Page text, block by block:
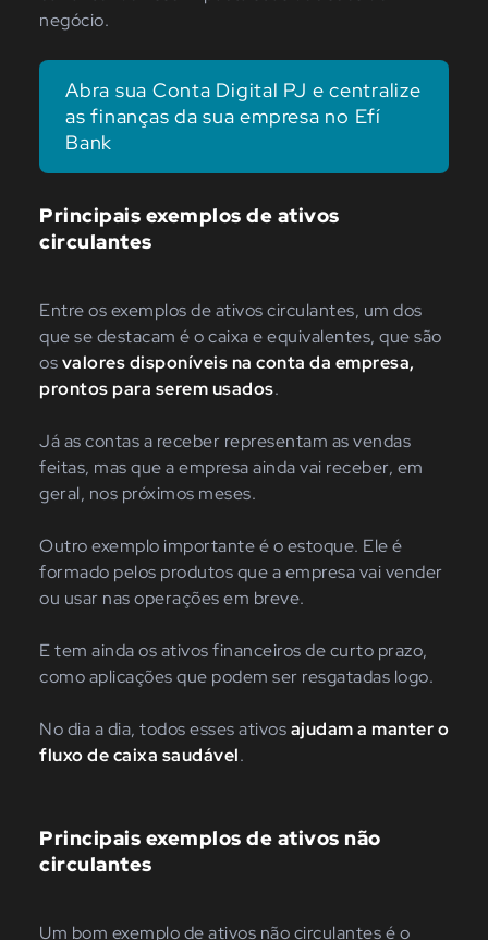
negócio.
Abra sua Conta Digital PJ e centralize
as finanças da sua empresa no Efí
Bank
Principais exemplos de ativos
circulantes
Entre os exemplos de ativos circulantes, um dos
que se destacam é o caixa e equivalentes, que são
osvalores disponíveis na conta da empresa,
prontos para serem usados.
Já as contas a receber representam as vendas
feitas, mas que a empresa ainda vai receber, em
geral, nos próximos meses.
Outro exemplo importante é o estoque. Ele é
formado pelos produtos que a empresa vai vender
ou usar nas operações em breve.
E tem ainda os ativos financeiros de curto prazo,
como aplicações que podem ser resgatadas logo.
No dia a dia, todos esses ativosajudam a manter o
fluxo de caixa saudável.
Principais exemplos de ativos não
circulantes
Um bom exemplo de ativos não circulantes é o